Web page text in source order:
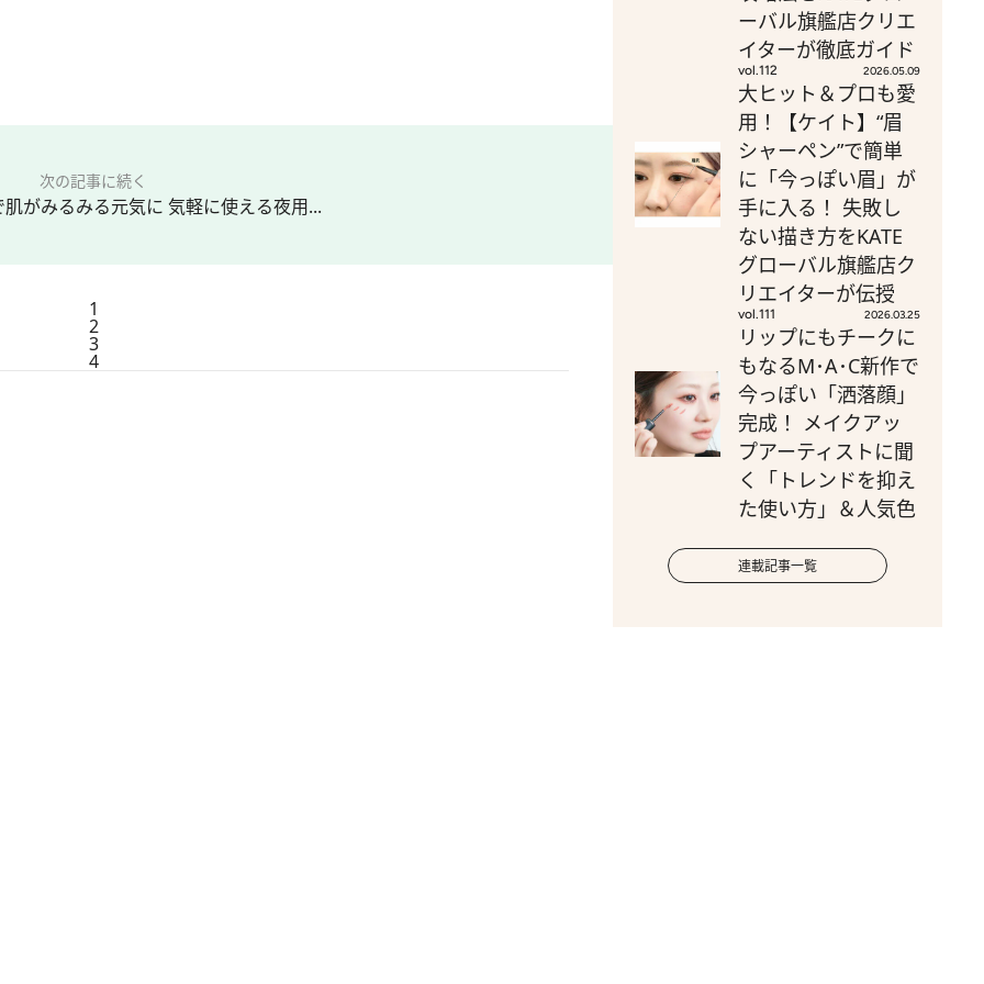
次の記事に続く
がみるみる元気に 気軽に使える夜用...
1
2
3
4
ーバル旗艦店クリエ
イターが徹底ガイド
vol.112 2026.05.09
大ヒット＆プロも愛
用！【ケイト】“眉
シャーペン”で簡単
に「今っぽい眉」が
手に入る！ 失敗し
ない描き方をKATE
グローバル旗艦店ク
リエイターが伝授
vol.111 2026.03.25
リップにもチークに
もなるM･A･C新作で
今っぽい「洒落顔」
完成！ メイクアッ
プアーティストに聞
く「トレンドを抑え
た使い方」＆人気色
連載記事一覧